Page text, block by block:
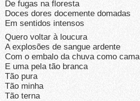
De fugas na floresta
Doces dores docemente domadas
Em sentidos intensos
Quero voltar à loucura
A explosões de sangue ardente
Com o embalo da chuva como cama
E uma pela tão branca
Tão pura
Tão minha
Tão terna